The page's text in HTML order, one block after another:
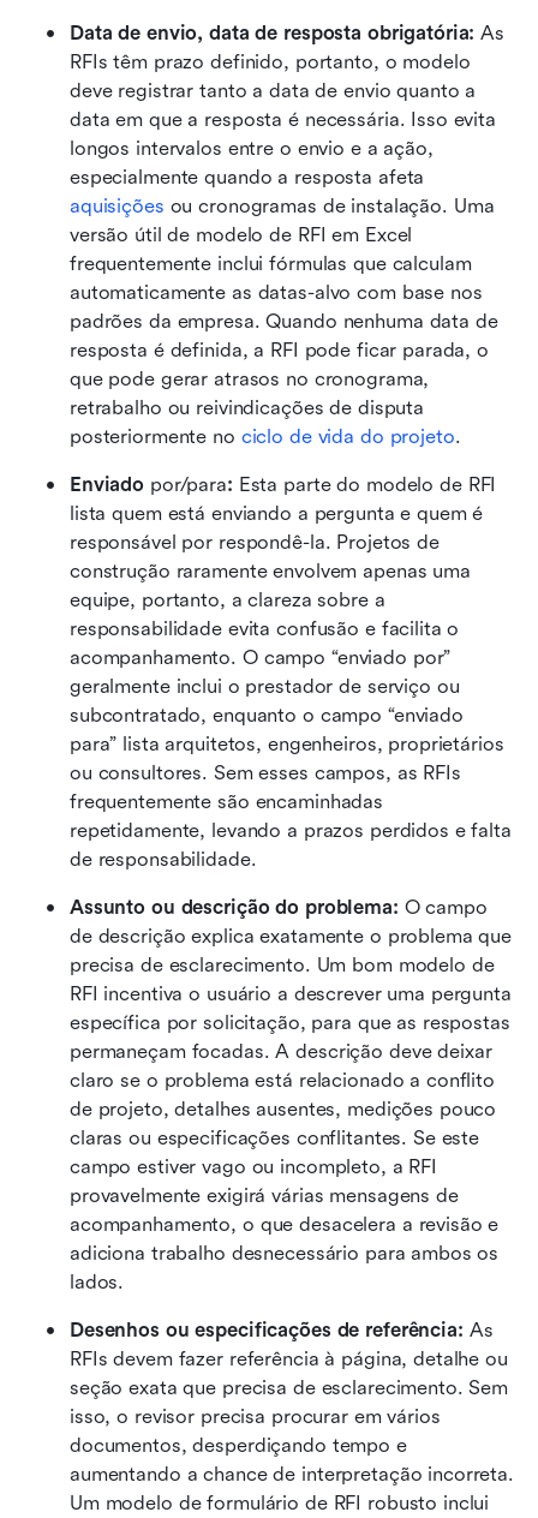
Data de envio, data de resposta obrigatória: As
RFIs têm prazo definido, portanto, o modelo
deve registrar tanto a data de envio quanto a
data em que a resposta é necessária. Isso evita
longos intervalos entre o envio e a ação,
aquisições ou cronogramas de instalação. Uma
versão útil de modelo de RFI em Excel
frequentemente inclui fórmulas que calculam
automaticamente as datas-alvo com base nos
padrões da empresa. Quando nenhuma data de
resposta é definida, a RFI pode ficar parada, o
que pode gerar atrasos no cronograma,
retrabalho ou reivindicações de disputa
posteriormente no ciclo de vida do projeto.
Enviado por/para: Esta parte do modelo de RFI
lista quem está enviando a pergunta e quem é
responsável por respondê-la. Projetos de
construção raramente envolvem apenas uma
equipe, portanto, a clareza sobre a
responsabilidade evita confusão e facilita o
acompanhamento. O campo “enviado por”
geralmente inclui o prestador de serviço ou
subcontratado, enquanto o campo “enviado
para” lista arquitetos, engenheiros, proprietários
ou consultores. Sem esses campos, as RFIs
frequentemente são encaminhadas
repetidamente, levando a prazos perdidos e falta
de responsabilidade.
Assunto ou descrição do problema: O campo
de descrição explica exatamente o problema que
precisa de esclarecimento. Um bom modelo de
RFI incentiva o usuário a descrever uma pergunta
específica por solicitação, para que as respostas
permaneçam focadas. A descrição deve deixar
claro se o problema está relacionado a conflito
de projeto, detalhes ausentes, medições pouco
claras ou especificações conflitantes. Se este
campo estiver vago ou incompleto, a RFI
provavelmente exigirá várias mensagens de
acompanhamento, o que desacelera a revisão e
adiciona trabalho desnecessário para ambos os
lados.
Desenhos ou especificações de referência: As
RFIs devem fazer referência à página, detalhe ou
seção exata que precisa de esclarecimento. Sem
isso, o revisor precisa procurar em vários
documentos, desperdiçando tempo e
aumentando a chance de interpretação incorreta.
Um modelo de formulário de RFI robusto inclui